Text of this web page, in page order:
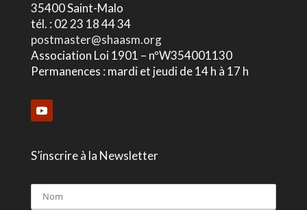
35400 Saint-Malo
tél. : 02 23 18 44 34
postmaster@shaasm.org
Association Loi 1901 – nºW354001130
Permanences : mardi et jeudi de 14 h à 17 h
S’inscrire à la Newsletter